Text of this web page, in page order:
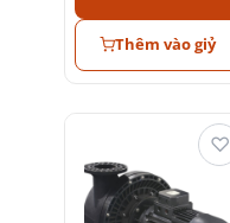
Thêm vào giỷ
♡